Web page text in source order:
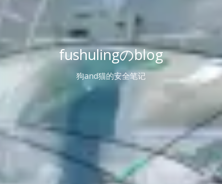
fushulingのblog
狗and猫的安全笔记